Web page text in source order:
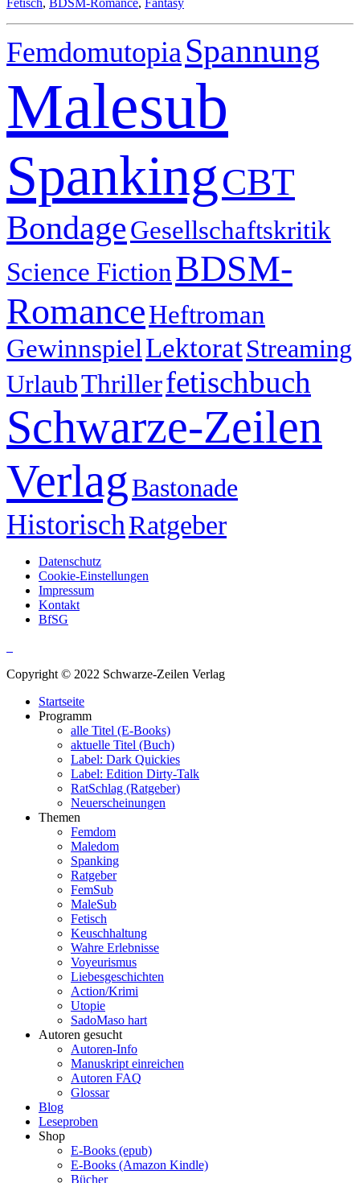
Femdomutopia Spannung
Malesub
SpankingCBT
BondageGesellschaftskritik
Science FictionBDSM-
RomanceHeftroman
Gewinnspiel LektoratStreaming
UrlaubThrillerfetischbuch
Schwarze-Zeilen
VerlagBastonade
HistorischRatgeber
Datenschutz
Cookie-Einstellungen
Impressum
Kontakt
BfSG
Copyright © 2022 Schwarze-Zeilen Verlag
Startseite
Programm
alle Titel (E-Books)
aktuelle Titel (Buch)
Label: Dark Quickies
Label: Edition Dirty-Talk
RatSchlag (Ratgeber)
Neuerscheinungen
Themen
Femdom
Maledom
Spanking
Ratgeber
FemSub
MaleSub
Fetisch
Keuschhaltung
Wahre Erlebnisse
Voyeurismus
Liebesgeschichten
Action/Krimi
Utopie
SadoMaso hart
Autoren gesucht
Autoren-Info
Manuskript einreichen
Autoren FAQ
Glossar
Blog
Leseproben
Shop
E-Books (epub)
E-Books (Amazon Kindle)
Bücher